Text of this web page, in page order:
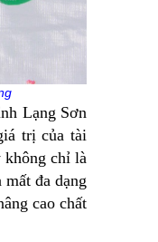
Lạng Sơn
trị của tài
không chỉ là
đa dạng
cao chất